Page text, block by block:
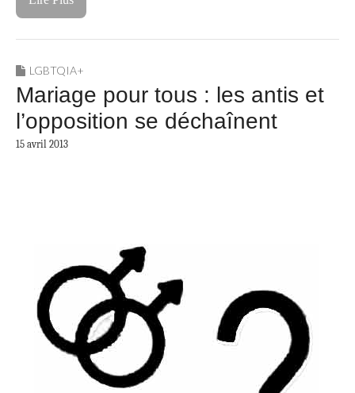
LGBTQIA+
Mariage pour tous : les antis et
l’opposition se déchaînent
15 avril 2013